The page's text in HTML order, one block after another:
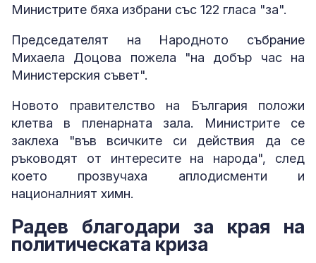
Министрите бяха избрани със 122 гласа "за".
Председателят на Народното събрание
Михаела Доцова пожела "на добър час на
Министерския съвет".
Новото правителство на България положи
клетва в пленарната зала. Министрите се
заклеха "във всичките си действия да се
ръководят от интересите на народа", след
което прозвучаха аплодисменти и
националният химн.
Радев благодари за края на
политическата криза